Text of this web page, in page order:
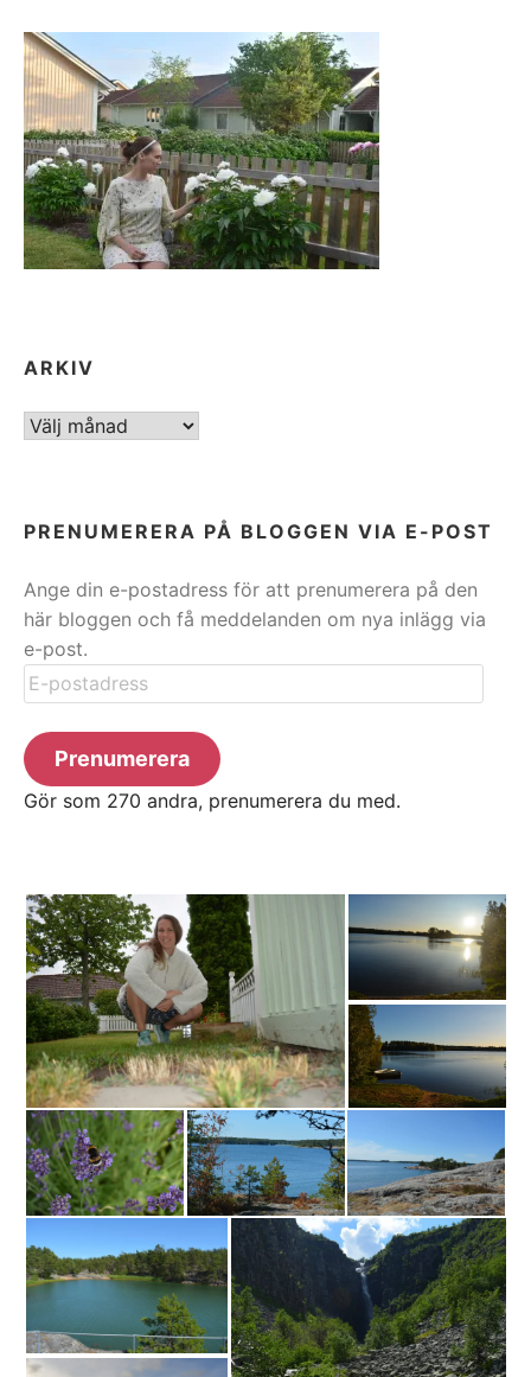
ARKIV
ARKIV
PRENUMERERA PÅ BLOGGEN VIA E-POST
Ange din e-postadress för att prenumerera på den
här bloggen och få meddelanden om nya inlägg via
e-post.
E-
postadress
Prenumerera
Gör som 270 andra, prenumerera du med.